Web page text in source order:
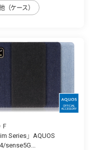
（ケース）
Series」AQUOS
sense5G...